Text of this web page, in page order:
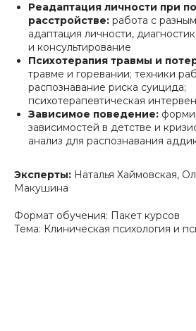
Реадаптация личности при
расстройстве: работа с
адаптация личности,
и консультирование
Психотерапия травмы и
травме и горевании; техники
распознавание риска суицида;
психотерапевтическая
Зависимое поведение:
зависимостей в детстве и
анализ для распознавания
Эксперты: Наталья Хаймовская,
Макушина
Формат обучения: Пакет курсов
Тема: Клиническая психология и